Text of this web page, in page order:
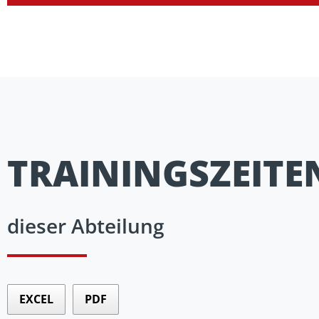
dieser Abteilung
EXCEL PDF